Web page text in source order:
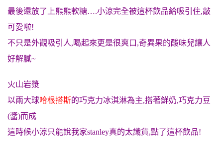
最後還放了上熊熊軟糖….小涼完全被這杯飲品給吸引住,敲
可愛啦!
不只是外觀吸引人,喝起來更是很爽口,奇異果的酸味兒讓人
好解膩~
火山岩漿
以兩大球哈根搭斯的巧克力冰淇淋為主,搭著鮮奶,巧克力豆
(醬)而成
這時候小涼只能說我家stanley真的太識貨,點了這杯飲品!